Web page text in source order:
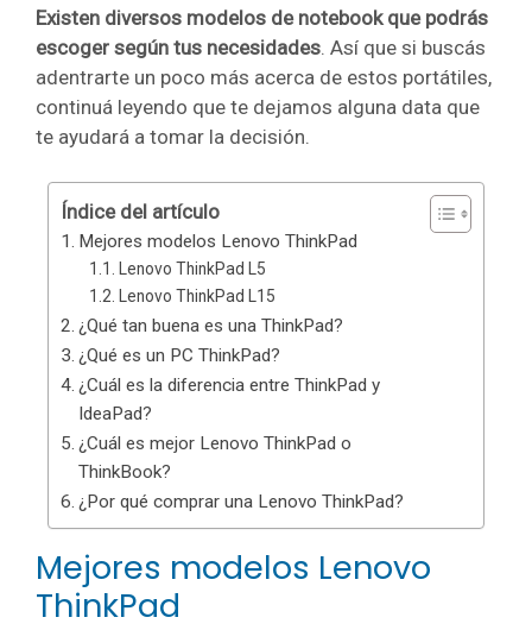
Existen diversos modelos de notebook que podrás
escoger según tus necesidades. Así que si buscás
adentrarte un poco más acerca de estos portátiles,
continuá leyendo que te dejamos alguna data que
te ayudará a tomar la decisión.
Índice del artículo
Mejores modelos Lenovo ThinkPad
Lenovo ThinkPad L5
Lenovo ThinkPad L15
¿Qué tan buena es una ThinkPad?
¿Qué es un PC ThinkPad?
¿Cuál es la diferencia entre ThinkPad y
IdeaPad?
¿Cuál es mejor Lenovo ThinkPad o
ThinkBook?
¿Por qué comprar una Lenovo ThinkPad?
Mejores modelos Lenovo
ThinkPad